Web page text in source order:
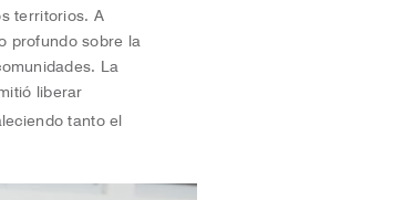
territorios. A
profundo sobre la
La
liberar
tanto el